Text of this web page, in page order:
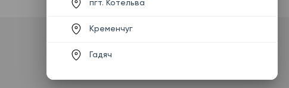
пгт. Котельва
Кременчуг
Гадяч